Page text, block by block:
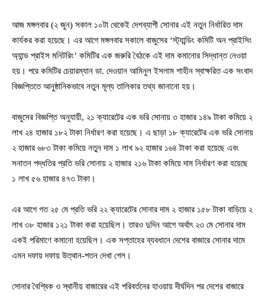
আজ মঙ্গলবার (২ জুন) সকাল ১০টা থেকেই দেশব্যাপী সোনার এই নতুন নির্ধারিত দাম
কার্যকর করা হয়েছে। এর আগে মঙ্গলবার সকালে বাজুসের ‘স্ট্যান্ডিং কমিটি অন প্রাইসিং
অ্যান্ড প্রাইস মনিটরিং’ কমিটির এক জরুরি বৈঠকে এই দাম কমানোর সিদ্ধান্ত নেওয়া
হয়। পরে কমিটির চেয়ারম্যান ডা. দেওয়ান আমিনুল ইসলাম শাহীন স্বাক্ষরিত এক সংবাদ
বিজ্ঞপ্তিতে আনুষ্ঠানিকভাবে নতুন মূল্য তালিকার তথ্য জানানো হয়।
বাজুসের বিজ্ঞপ্তি অনুযায়ী, ২১ ক্যারেটের এক ভরি সোনায় ৩ হাজার ১৪৯ টাকা কমিয়ে ২
লাখ ২৪ হাজার ১৮২ টাকা নির্ধারণ করা হয়েছে। এ ছাড়া ১৮ ক্যারেটের এক ভরি সোনায়
২ হাজার ৬৮৩ টাকা কমিয়ে নতুন দাম ১ লাখ ৯২ হাজার ১৬৪ টাকা করা হয়েছে এবং
সনাতন পদ্ধতির প্রতি ভরি সোনায় ২ হাজার ২১৬ টাকা কমিয়ে দাম নির্ধারণ করা হয়েছে
১ লাখ ৫৬ হাজার ৪৭৩ টাকা।
এর আগে গত ২৫ মে প্রতি ভরি ২২ ক্যারেটের সোনার দাম ২ হাজার ১৫৮ টাকা বাড়িয়ে ২
লাখ ৩৮ হাজার ১২১ টাকা করা হয়েছিল। তারও দুদিন আগে অর্থাৎ ২৩ মে সোনার দাম
একই পরিমাণে কমানো হয়েছিল। এক সপ্তাহের ব্যবধানে দেশের বাজারে সোনার দামে
এমন দফায় দফায় উত্থান-পতন দেখা গেল।
সোনার বৈশ্বিক ও স্থানীয় বাজারের এই পরিবর্তনের হাওয়ায় দীর্ঘদিন পর দেশের বাজারে